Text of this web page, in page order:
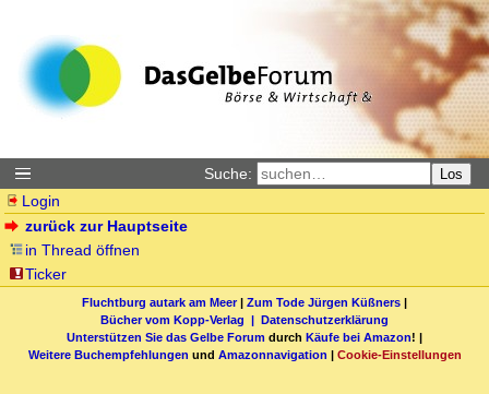
Suche: Los
Login
zurück zur Hauptseite
in Thread öffnen
Ticker
Fluchtburg autark am Meer| Zum Tode Jürgen Küßners |
Bücher vom Kopp-Verlag | Datenschutzerklärung
Unterstützen Sie das Gelbe Forum durch Käufe bei Amazon! |
Weitere Buchempfehlungen und Amazonnavigation | Cookie-Einstellungen